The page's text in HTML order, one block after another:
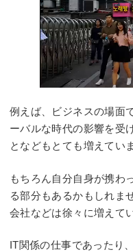
例えば、ビジネスの場面
ーバルな時代の影響を受
となどもとても増えてい
もちろん自分自身が携わ
る部分もあるかもしれま
会社などは徐々に増えて
IT関係の仕事であったり